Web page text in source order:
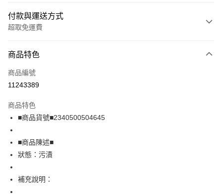
付款與運送方式
超取免運費
信用卡一次付款
超商取貨付款
Apple Pay
街口支付
悠遊付
全盈+PAY
商品特色
商品編號
11243389
商品特色
■商品貨號■2340500504645
■商品陳述■
狀態：污漬
補充說明：